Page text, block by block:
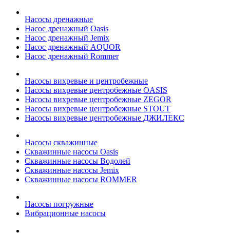
Насосы дренажные
Насос дренажный Oasis
Насос дренажный Jemix
Насос дренажный AQUOR
Насос дренажный Rommer
Насосы вихревые и центробежные
Насосы вихревые центробежные OASIS
Насосы вихревые центробежные ZEGOR
Насосы вихревые центробежные STOUT
Насосы вихревые центробежные ДЖИЛЕКС
Насосы скважинные
Скважинные насосы Oasis
Скважинные насосы Водолей
Скважинные насосы Jemix
Cкважинные насосы ROMMER
Насосы погружные
Вибрационные насосы